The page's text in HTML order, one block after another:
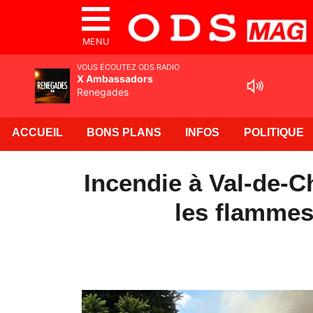
MENU
ACCUEIL BONS PLANS INFOS POLITIQUE
Incendie à Val-de-
les
VOUS ÉCOUTEZ ODS RADIO
X Ambassadors
Renegades